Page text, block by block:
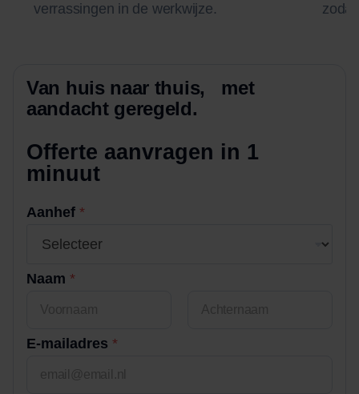
verrassingen in de werkwijze.
Van huis naar thuis, met
aandacht geregeld.
Offerte aanvragen in 1
minuut
O
r
u
Aanhef *
Naam *
Voornaam
E-mailadres *